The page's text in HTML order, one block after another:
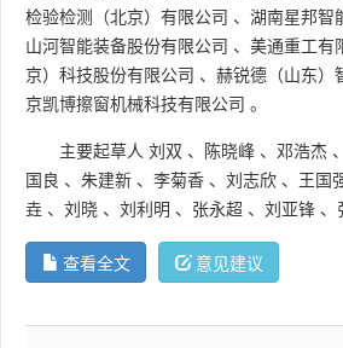
检验检测（北京）有限公司 、 湖南星邦智
山河智能装备股份有限公司 、 美通重工有
京）科技股份有限公司 、 赫锐德（山东）
京凯博擦窗机械科技有限公司 。
主要起草人 刘双 、 陈晓峰 、 邓浩杰 、
国良 、 朱建新 、 李菊香 、 刘志欣 、 王国
垚 、 刘晓 、 刘利明 、 张永超 、 刘亚锋 、
查看全文 意见建议